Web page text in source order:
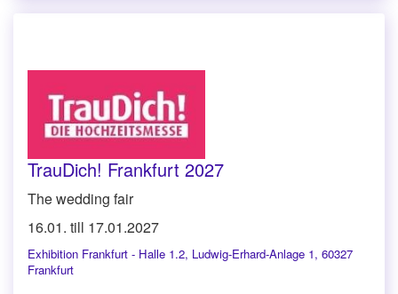
TrauDich! Frankfurt 2027
The wedding fair
16.01. till 17.01.2027
Exhibition Frankfurt - Halle 1.2, Ludwig-Erhard-Anlage 1, 60327
Frankfurt